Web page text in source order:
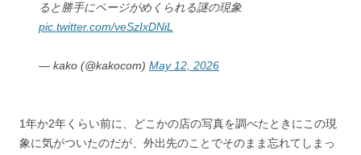
ると勝手にページがめくられる謎の現象
pic.twitter.com/veSzIxDNiL
— kako (@kakocom) May 12, 2026
1年か2年くらい前に、どこかの店の写真を調べたときにこの現
象に気がついたのだが、外出先のことでそのまま忘れてしまっ